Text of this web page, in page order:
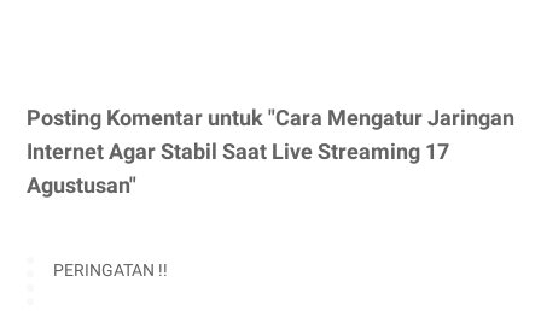
Posting Komentar untuk "Cara Mengatur Jaringan
Internet Agar Stabil Saat Live Streaming 17
Agustusan"
PERINGATAN !!